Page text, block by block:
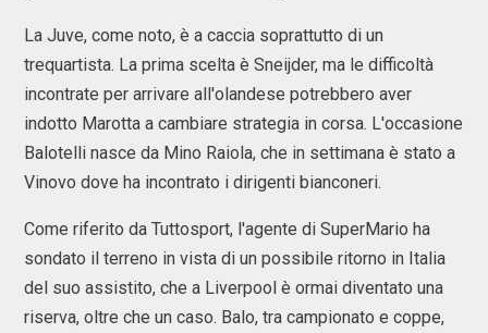
La Juve, come noto, è a caccia soprattutto di un
trequartista. La prima scelta è Sneijder, ma le difficoltà
incontrate per arrivare all'olandese potrebbero aver
indotto Marotta a cambiare strategia in corsa. L'occasione
Balotelli nasce da Mino Raiola, che in settimana è stato a
Vinovo dove ha incontrato i dirigenti bianconeri.
Come riferito da Tuttosport, l'agente di SuperMario ha
sondato il terreno in vista di un possibile ritorno in Italia
del suo assistito, che a Liverpool è ormai diventato una
riserva, oltre che un caso. Balo, tra campionato e coppe,